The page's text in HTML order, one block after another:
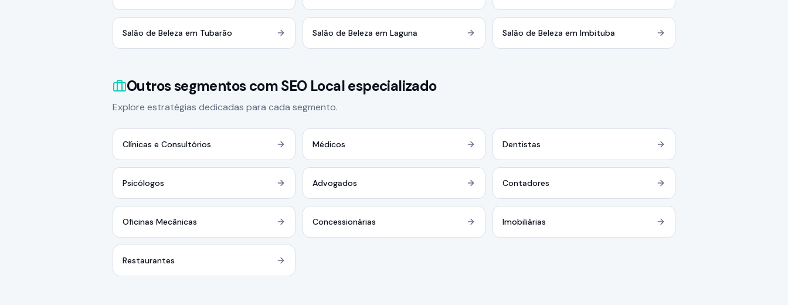
Salão de Beleza em Tubarão Salão de Beleza em Laguna Salão de Beleza em Imbituba
Outros segmentos com SEO Local especializado
Explore estratégias dedicadas para cada segmento.
Clínicas e Consultórios Médicos Dentistas
Psicólogos Advogados Contadores
Oficinas Mecânicas Concessionárias Imobiliárias
Restaurantes